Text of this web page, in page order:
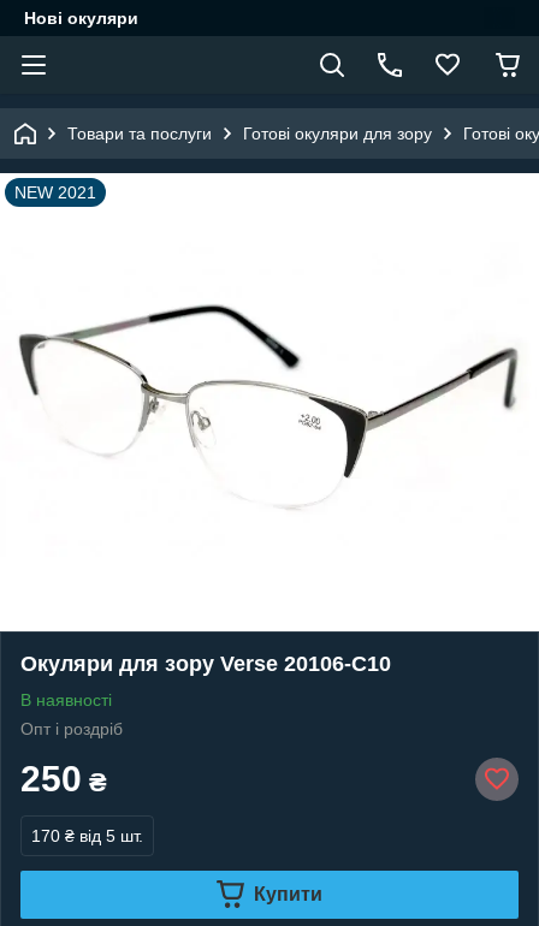
Нові окуляри
Товари та послуги Готові окуляри для зору Готові
NEW 2021
Окуляри для зору Verse 20106-C10
В наявності
Опт і роздріб
250 ₴
170 ₴ від 5 шт.
Купити